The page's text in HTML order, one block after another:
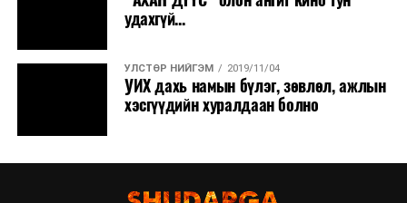
удахгүй...
УЛСТӨР НИЙГЭМ 2019/11/04
УИХ дахь намын бүлэг, зөвлөл, ажлын
хэсгүүдийн хуралдаан болно